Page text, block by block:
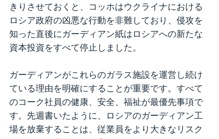
きりさせておくと、コッホはウクライナにおける
ロシア政府の凶悪な行動を非難しており、侵攻を
知った直後にガーディアン紙はロシアへの新たな
資本投資をすべて停止しました。
ガーディアンがこれらのガラス施設を運営し続け
ている理由を明確にすることが重要です。すべて
のコーク社員の健康、安全、福祉が最優先事項で
す。先週書いたように、ロシアのガーディアン工
場を放棄することは、従業員をより大きなリスク